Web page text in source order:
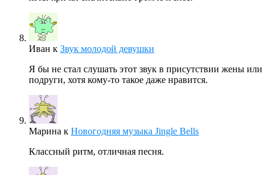
Иван к Звук молодой девушки
Я бы не стал слушать этот звук в присутствии жены или
подруги, хотя кому-то такое даже нравится.
Марина к Новогодняя музыка Jingle Bells
Классный ритм, отличная песня.